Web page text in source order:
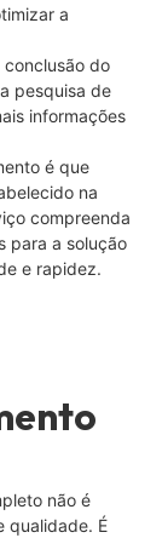
a
do
pesquisa de
informações
é que
na
compreenda
para a solução
e rapidez.
não é
qualidade. É